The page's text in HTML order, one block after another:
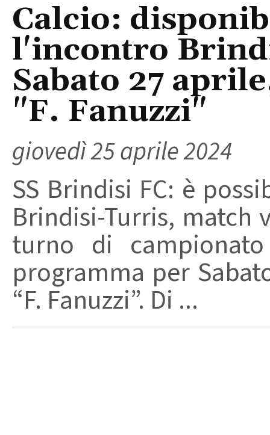
Calcio:
l'incontro
Sabato 27
"F. Fanuzzi"
giovedì 25 aprile 2024
SS Brindisi FC: è
Brindisi-Turris,
turno di
programma per
“F. Fanuzzi”. Di ...